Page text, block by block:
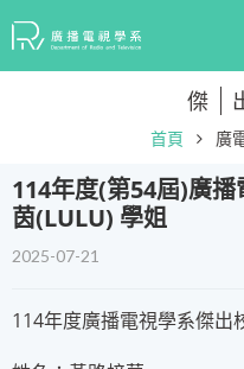
傑
首頁 廣
​114年度(第54屆)廣
茵(LULU) 學姐
2025-07-21
114年度廣播電視學系傑出